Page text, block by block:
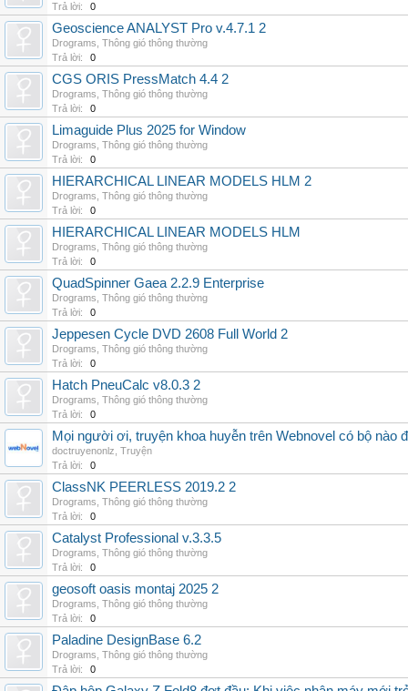
Trả lời:
0
Geoscience ANALYST Pro v.4.7.1 2
Drograms Thông gió thông thường
Trả lời:
0
CGS ORIS PressMatch 4.4 2
Drograms Thông gió thông thường
Trả lời:
0
Limaguide Plus 2025 for Window
Drograms Thông gió thông thường
Trả lời:
0
HIERARCHICAL LINEAR MODELS HLM 2
Drograms Thông gió thông thường
Trả lời:
0
HIERARCHICAL LINEAR MODELS HLM
Drograms Thông gió thông thường
Trả lời:
0
QuadSpinner Gaea 2.2.9 Enterprise
Drograms Thông gió thông thường
Trả lời:
0
Jeppesen Cycle DVD 2608 Full World 2
Drograms Thông gió thông thường
Trả lời:
0
Hatch PneuCalc v8.0.3 2
Drograms Thông gió thông thường
Trả lời:
0
Mọi người ơi, truyện khoa huyễn trên Webnovel có bộ nào
doctruyenonlz Truyện
Trả lời:
0
ClassNK PEERLESS 2019.2 2
Drograms Thông gió thông thường
Trả lời:
0
Catalyst Professional v.3.3.5
Drograms Thông gió thông thường
Trả lời:
0
geosoft oasis montaj 2025 2
Drograms Thông gió thông thường
Trả lời:
0
Paladine DesignBase 6.2
Drograms Thông gió thông thường
Trả lời:
0